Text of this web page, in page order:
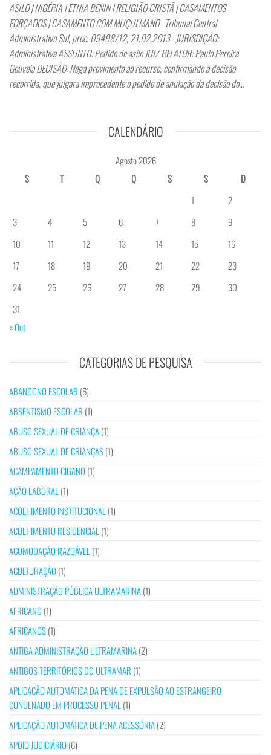
ASILO | NIGÉRIA | ETNIA BENIN | RELIGIÃO CRISTÃ | CASAMENTOS
FORÇADOS | CASAMENTO COM MUÇULMANO Tribunal Central
Administrativo Sul, proc. 09498/12, 21.02.2013 JURISDIÇÃO:
Administrativa ASSUNTO: Pedido de asilo JUIZ RELATOR: Paulo Pereira
Gouveia DECISÃO: Nega provimento ao recurso, confirmando a decisão
recorrida, que julgara improcedente o pedido de anulação da decisão do…
CALENDÁRIO
Agosto 2026
S
T Q Q S S
D
1
2
3
4 5 6 7 8
9
10
11 12 13 14 15
16
17
18 19 20 21 22
23
24
25 26 27 28 29
30
31
« Out
CATEGORIAS DE PESQUISA
ABANDONO ESCOLAR (6)
ABSENTISMO ESCOLAR (1)
ABUSO SEXUAL DE CRIANÇA(1)
ABUSO SEXUAL DE CRIANÇAS(1)
ACAMPAMENTO CIGANO (1)
AÇÃO LABORAL (1)
ACOLHIMENTO INSTITUCIONAL (1)
ACOLHIMENTO RESIDENCIAL (1)
ACOMODAÇÃO RAZOÁVEL (1)
ACULTURAÇÃO (1)
ADMINISTRAÇÃO PÚBLICA ULTRAMARINA(1)
AFRICANO (1)
AFRICANOS(1)
ANTIGA ADMINISTRAÇÃO ULTRAMARINA(2)
ANTIGOS TERRITÓRIOS DO ULTRAMAR (1)
APLICAÇÃO AUTOMÁTICA DA PENA DE EXPULSÃO AO ESTRANGEIRO
CONDENADO EM PROCESSO PENAL (1)
APLICAÇÃO AUTOMÁTICA DE PENA ACESSÓRIA(2)
APOIO JUDICIÁRIO (6)